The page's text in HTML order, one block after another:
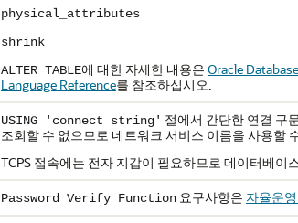
physical_attributes
shrink
ALTER TABLE에 대한 자세한 내용은 Oracle
Language Reference를 참조하십시오.
USING 'connect string' 절에서 간단한 연결 구
조회할 수 없으므로 네트워크 서비스 이름을 사용할
TCPS 접속에는 전자 지갑이 필요하므로 데이터베이
Password Verify Function 요구사항은 자율운